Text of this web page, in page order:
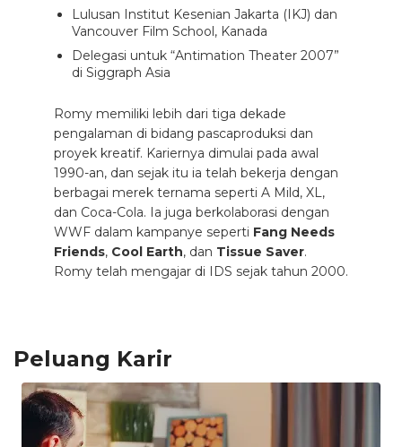
Lulusan Institut Kesenian Jakarta (IKJ) dan
Vancouver Film School, Kanada
Delegasi untuk “Antimation Theater 2007”
di Siggraph Asia
Romy memiliki lebih dari tiga dekade
pengalaman di bidang pascaproduksi dan
proyek kreatif. Kariernya dimulai pada awal
1990-an, dan sejak itu ia telah bekerja dengan
berbagai merek ternama seperti A Mild, XL,
dan Coca-Cola. Ia juga berkolaborasi dengan
WWF dalam kampanye seperti Fang Needs
Friends, Cool Earth, dan Tissue Saver.
Romy telah mengajar di IDS sejak tahun 2000.
Peluang Karir